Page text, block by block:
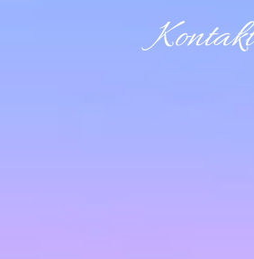
Kontakt